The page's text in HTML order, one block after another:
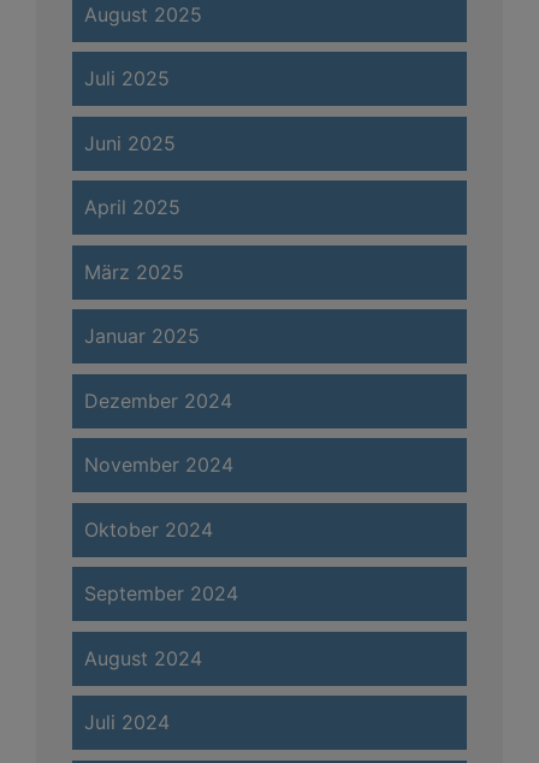
August 2025
Juli 2025
Juni 2025
April 2025
März 2025
Januar 2025
Dezember 2024
November 2024
Oktober 2024
September 2024
August 2024
Juli 2024